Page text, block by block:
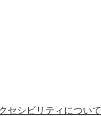
セシビリティについて